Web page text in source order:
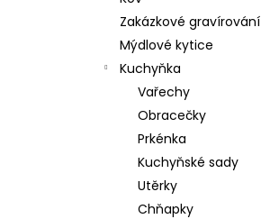
Zakázkové gravírování
Mýdlové kytice
Kuchyňka
Vařechy
Obracečky
Prkénka
Kuchyňské sady
Utěrky
Chňapky